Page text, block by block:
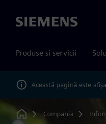
Siemens
Produse si servicii
Această pagină este
Home
Compania